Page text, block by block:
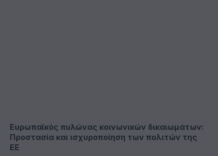
Ευρωπαϊκός πυλώνας κοινωνικών δικαιωμάτων:
Προστασία και ισχυροποίηση των πολιτών της
ΕΕ